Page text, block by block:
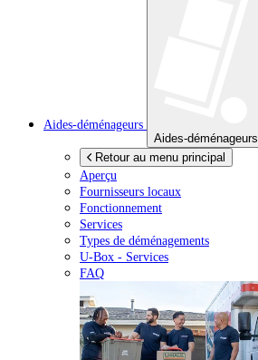
Aides-déménageurs
Aides-déménageurs
Retour au menu principal
Aperçu
Fournisseurs locaux
Fonctionnement
Services
Types de déménagements
U-Box - Services
FAQ